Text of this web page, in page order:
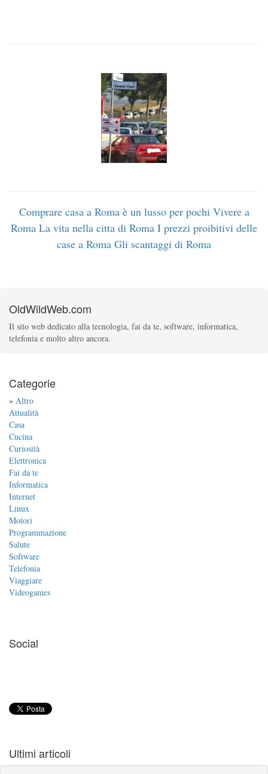
Comprare casa a Roma è un lusso per pochi Vivere a
Roma La vita nella citta di Roma I prezzi proibitivi delle
case a Roma Gli scantaggi di Roma
OldWildWeb.com
Il sito web dedicato alla tecnologia, fai da te, software, informatica,
telefonia e molto altro ancora.
Categorie
» Altro
Attualità
Casa
Cucina
Curiosità
Elettronica
Fai da te
Informatica
Internet
Linux
Motori
Programmazione
Salute
Software
Telefonia
Viaggiare
Videogames
Social
Ultimi articoli